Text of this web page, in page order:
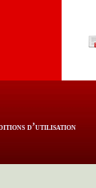
d’utilisation